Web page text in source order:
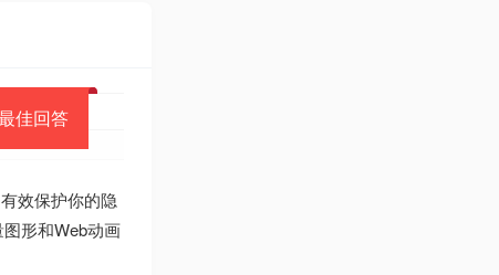
佳回答
效保护你的隐
形和Web动画